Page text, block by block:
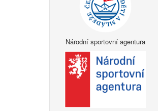
Národní sportovní agentura